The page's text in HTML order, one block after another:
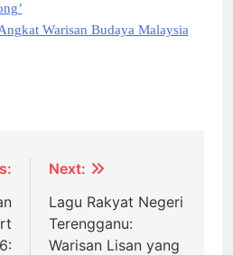
Warisan Budaya Malaysia
Next:
Lagu Rakyat Negeri
Terengganu:
Warisan Lisan yang